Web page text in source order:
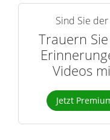
Sind Sie
Trauern
Videos
Jetzt